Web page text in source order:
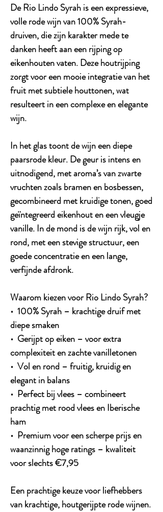
De Rio Lindo Syrah is een expressieve,
volle rode wijn van 100% Syrah-
druiven, die zijn karakter mede te
danken heeft aan een rijping op
eikenhouten vaten. Deze houtrijping
zorgt voor een mooie integratie van het
fruit met subtiele houttonen, wat
resulteert in een complexe en elegante
wijn.
In het glas toont de wijn een diepe
paarsrode kleur. De geur is intens en
uitnodigend, met aroma’s van zwarte
vruchten zoals bramen en bosbessen,
gecombineerd met kruidige tonen, goed
geïntegreerd eikenhout en een vleugje
vanille. In de mond is de wijn rijk, vol en
rond, met een stevige structuur, een
goede concentratie en een lange,
verfijnde afdronk.
Waarom kiezen voor Rio Lindo Syrah?
• 100% Syrah – krachtige druif met
diepe smaken
• Gerijpt op eiken – voor extra
complexiteit en zachte vanilletonen
• Vol en rond – fruitig, kruidig en
elegant in balans
• Perfect bij vlees – combineert
prachtig met rood vlees en Iberische
ham
• Premium voor een scherpe prijs en
waanzinnig hoge ratings – kwaliteit
voor slechts €7,95
Een prachtige keuze voor liefhebbers
van krachtige, houtgerijpte rode wijnen.